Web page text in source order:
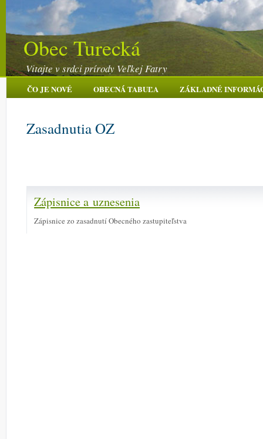
Obec Turecká
Vitajte v srdci prírody Veľkej Fatry
ČO JE NOVÉ OBECNÁ TABUĽA ZÁKLADNÉ
Zasadnutia OZ
Zápisnice a uznesenia
Zápisnice zo zasadnutí Obecného zastupiteľstva